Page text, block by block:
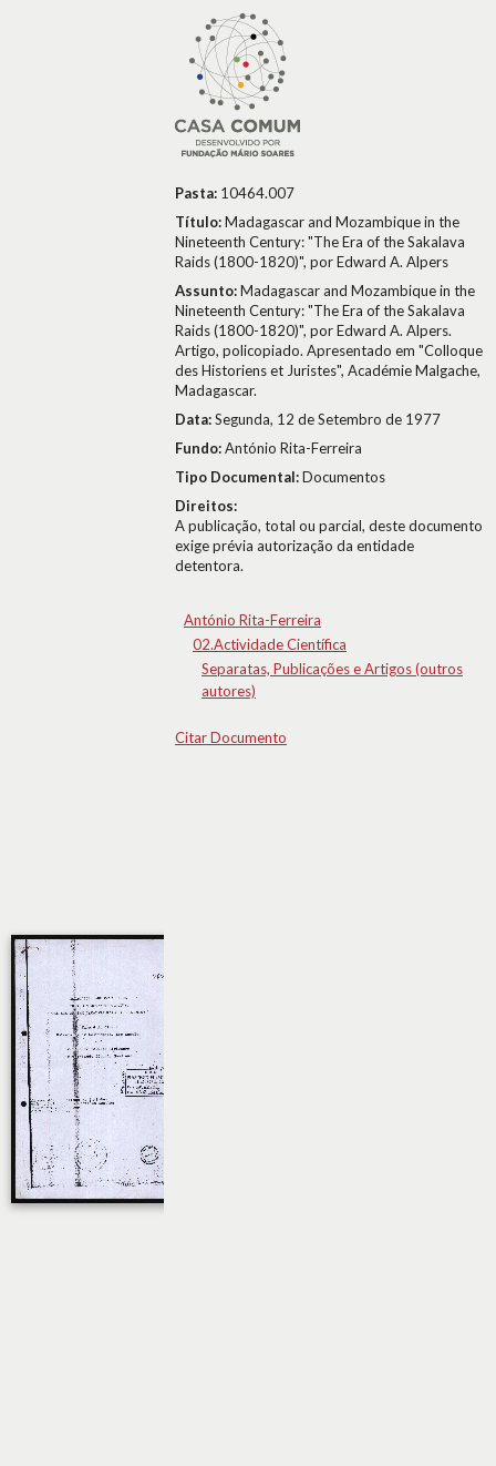
Pasta: 10464.007
Título:Madagascar and Mozambique in the
Nineteenth Century: "The Era of the Sakalava
Raids (1800-1820)", por Edward A. Alpers
Assunto:Madagascar and Mozambique in the
Nineteenth Century: "The Era of the Sakalava
Raids (1800-1820)", por Edward A. Alpers.
Artigo, policopiado. Apresentado em "Colloque
des Historiens et Juristes", Académie Malgache,
Madagascar.
Data:Segunda, 12 de Setembro de 1977
Fundo:António Rita-Ferreira
Tipo Documental:Documentos
Direitos:
A publicação, total ou parcial, deste documento
exige prévia autorização da entidade
detentora.
António Rita-Ferreira
02.Actividade Científica
Separatas, Publicações e Artigos (outros
autores)
Citar Documento